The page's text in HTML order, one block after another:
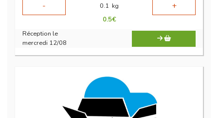
-
0.1 kg +
0.5€
Réception le
mercredi 12/08